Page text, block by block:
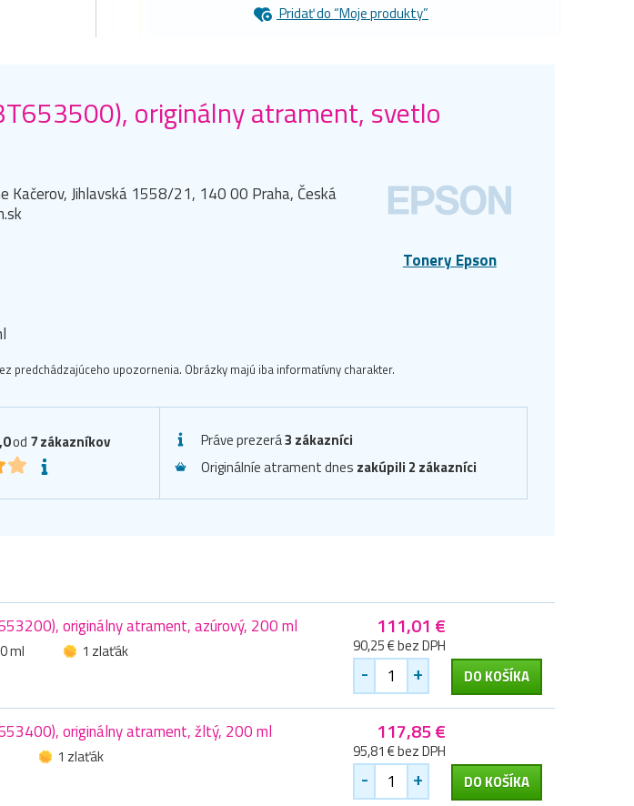
Pridať do “Moje produkty”
originálny atrament, svetlo
Tonery Epson
Kačerov, Jihlavská 1558/21, 140 00 Praha, Česká
predchádzajúceho upozornenia. Obrázky majú iba informatívny charakter.
od 7zákazníkov
Práve prezerá3 zákazníci
Originálníe atrament dnes zakúpili 2 zákazníci
originálny atrament, azúrový, 200 ml
ml
1 zlaťák
111,01 €
90,25 € bez DPH
- + DO KOŠÍKA
originálny atrament, žltý, 200 ml
1 zlaťák
117,85 €
95,81 € bez DPH
- + DO KOŠÍKA